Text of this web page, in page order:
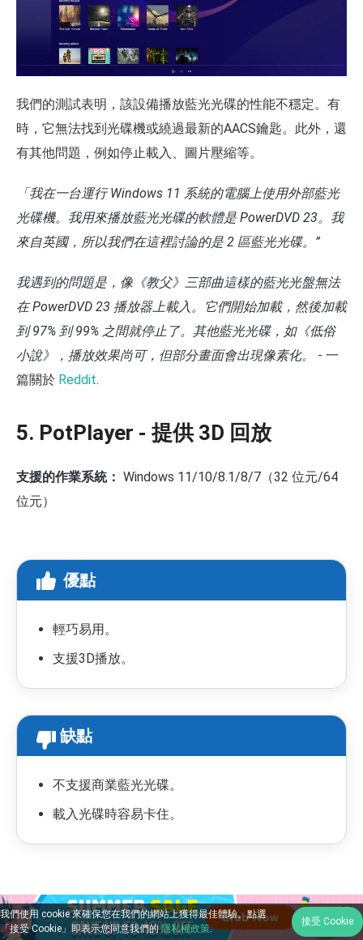
我們的測試表明，該設備播放藍光光碟的性能不穩定。有
時，它無法找到光碟機或繞過最新的AACS鑰匙。此外，還
有其他問題，例如停止載入、圖片壓縮等。
「我在一台運行 Windows 11 系統的電腦上使用外部藍光
光碟機。我用來播放藍光光碟的軟體是 PowerDVD 23。我
來自英國，所以我們在這裡討論的是 2 區藍光光碟。”
我遇到的問題是，像《教父》三部曲這樣的藍光光盤無法
在 PowerDVD 23 播放器上載入。它們開始加載，然後加載
到 97% 到 99% 之間就停止了。其他藍光光碟，如《低俗
小說》，播放效果尚可，但部分畫面會出現像素化。
- 一
篇關於 Reddit.
5. PotPlayer - 提供 3D 回放
支援的作業系統： Windows 11/10/8.1/8/7（32 位元/64
位元）
優點
輕巧易用。
支援3D播放。
缺點
不支援商業藍光光碟。
載入光碟時容易卡住。
PotPlayer 是一款完全免費的 PC 藍光播放器軟體，可播
放未加密的藍光光碟、藍光 ISO 鏡像、DVD、CD 以及音
我們使用 cookie 來確保您在我們的網站上獲得最佳體驗。點選
「接受 Cookie」即表示您同意我們的隱私權政策.
接受 Cookie